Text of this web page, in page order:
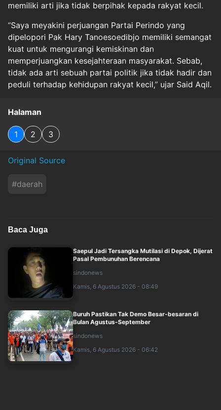
memiliki arti jika tidak berpihak kepada rakyat kecil.
“Saya meyakini perjuangan Partai Perindo yang
dipelopori Pak Hary Tanoesoedibjo memiliki semangat
kuat untuk mengurangi kemiskinan dan
memperjuangkan kesejahteraan masyarakat. Sebab,
tidak ada arti sebuah partai politik jika tidak hadir dan
peduli terhadap kehidupan rakyat kecil,” ujar Said Aqil.
Halaman
1 2 3
Original Source
#daerah
Baca Juga
Saepul Jadi Tersangka Mutilasi di Depok, Dijerat
Pasal Pembunuhan Berencana
sindonews
Kamis, 6 Agustus 2026 - 08:49
Buruh Pastikan Tak Demo Besar-besaran di
Bulan Agustus-September
sindonews
Kamis, 6 Agustus 2026 - 06:42